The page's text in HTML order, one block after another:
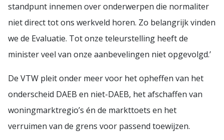
standpunt innemen over onderwerpen die normaliter
niet direct tot ons werkveld horen. Zo belangrijk vinden
we de Evaluatie. Tot onze teleurstelling heeft de
minister veel van onze aanbevelingen niet opgevolgd.’
De VTW pleit onder meer voor het opheffen van het
onderscheid DAEB en niet-DAEB, het afschaffen van
woningmarktregio’s én de markttoets en het
verruimen van de grens voor passend toewijzen.